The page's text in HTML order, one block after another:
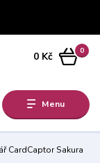
Menu
0
0 Kč
CardCaptor Sakura